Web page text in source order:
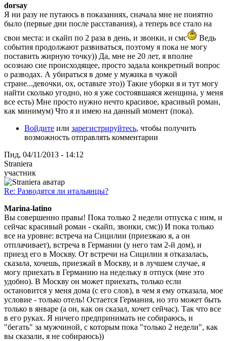
dorsay
Я ни разу не путаюсь в показаниях, сначала мне не понятно
было (первые дни после расставания), а теперь все стало на
свои места: и скайп по 2 раза в день, и звонки, и смс
Ведь
события продолжают развиваться, поэтому я пока не могу
поставить жирную точку)) Да, мне не 20 лет, я вполне
осознаю сие происходящее, просто задала конкретный вопрос
о разводах. А убираться в доме у мужика в чужой
стране...девочки, ох, оставьте это)) Такие уборки я и тут могу
найти сколько угодно, но я уже состоявшаяся женщина, у меня
все есть) Мне просто нужно нечто красивое, красивый роман,
как минимум) Что я и имею на данный момент (пока).
Войдите или зарегистрируйтесь, чтобы получить
возможность отправлять комментарии
Пнд, 04/11/2013 - 14:12
Straniera
участник
Re: Разводятся ли итальянцы?
Marina-latino
Вы совершенно правы! Пока только 2 недели отпуска с ним, и
сейчас красивый роман - скайп, звонки, смс)) И пока только
все на уровне: встреча на Сицилии (приезжаю я, а он
отплачивает), встреча в Германии (у него там 2-й дом), и
приезд его в Москву. От встречи на Сицилии я отказалась,
сказала, хочешь, приезжай в Москву, и в лучшем случае, я
могу приехать в Германию на недельку в отпуск (мне это
удобно). В Москву он может приехать, только если
остановится у меня дома (с его слов), в чем я ему отказала, мое
условие - только отель! Остается Германия, но это может быть
только в январе (а он, как он сказал, хочет сейчас). Так что все
в его руках. Я ничего предпринимать не собираюсь, и
"бегать" за мужчиной, с которым пока "только 2 недели", как
вы сказали, я не собираюсь))